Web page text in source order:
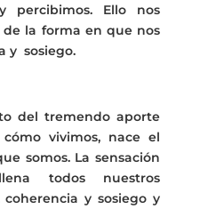
Ello nos
la forma en que nos
y sosiego.
del tremendo aporte
vivimos, nace el
somos. La sensación
todos nuestros
y sosiego y